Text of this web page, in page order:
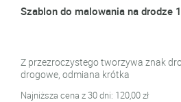
Szablon do malowania na drodze
Z przezroczystego tworzywa znak
drogowe, odmiana krótka
Najniższa cena z 30 dni: 120,00 zł